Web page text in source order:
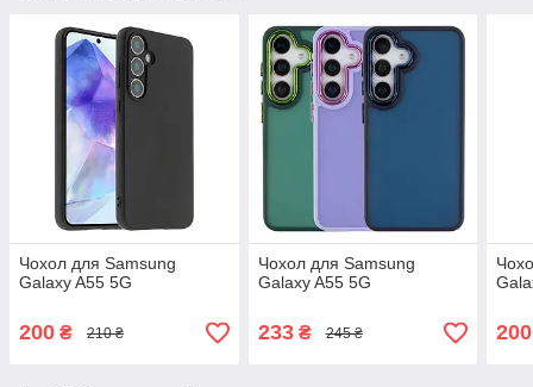
Чохол для Samsung
Galaxy A55 5G
200 ₴ 210 ₴
Чохол для Samsung
Galaxy A55 5G
233₴ 245 ₴ 200